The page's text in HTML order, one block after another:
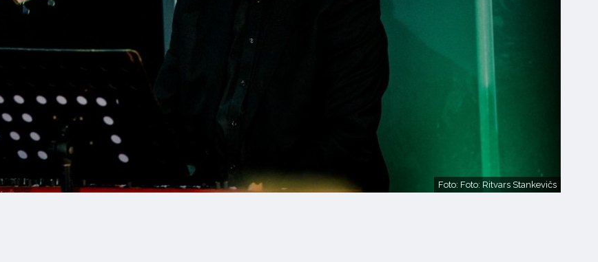
Foto: Foto: Ritvars Stankevičs